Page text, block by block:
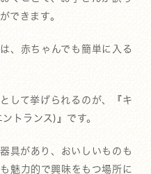
できます。
、赤ちゃんでも簡単に入る
して挙げられるのが、『キ
トランス)』です。
具があり、おいしいものも
魅力的で興味をもつ場所に